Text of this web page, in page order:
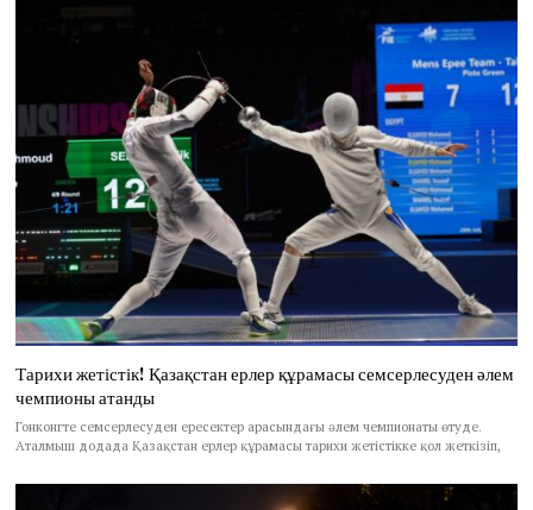
Тарихи жетістік! Қазақстан ерлер құрамасы семсерлесуден әлем
чемпионы атанды
Гонконгте семсерлесуден ересектер арасындағы әлем чемпионаты өтуде.
Аталмыш додада Қазақстан ерлер құрамасы тарихи жетістікке қол жеткізіп,